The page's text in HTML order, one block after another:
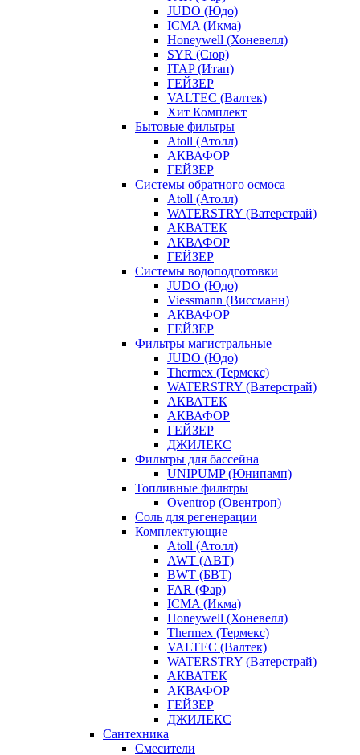
JUDO (Юдо)
ICMA (Икма)
Honeywell (Хоневелл)
SYR (Сюр)
ITAP (Итап)
ГЕЙЗЕР
VALTEC (Валтек)
Хит Комплект
Бытовые фильтры
Atoll (Атолл)
АКВАФОР
ГЕЙЗЕР
Системы обратного осмоса
Atoll (Атолл)
WATERSTRY (Ватерстрай)
АКВАТЕК
АКВАФОР
ГЕЙЗЕР
Системы водоподготовки
JUDO (Юдо)
Viessmann (Виссманн)
АКВАФОР
ГЕЙЗЕР
Фильтры магистральные
JUDO (Юдо)
Thermex (Термекс)
WATERSTRY (Ватерстрай)
АКВАТЕК
АКВАФОР
ГЕЙЗЕР
ДЖИЛЕКС
Фильтры для бассейна
UNIPUMP (Юнипамп)
Топливные фильтры
Oventrop (Овентроп)
Соль для регенерации
Комплектующие
Atoll (Атолл)
AWT (АВТ)
BWT (БВТ)
FAR (Фар)
ICMA (Икма)
Honeywell (Хоневелл)
Thermex (Термекс)
VALTEC (Валтек)
WATERSTRY (Ватерстрай)
АКВАТЕК
АКВАФОР
ГЕЙЗЕР
ДЖИЛЕКС
Сантехника
Смесители